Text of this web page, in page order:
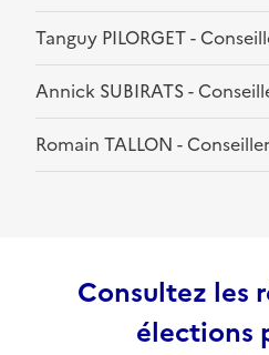
Tanguy PILORGET -
Annick SUBIRATS -
Romain TALLON - Conseiller
Consultez les
élections